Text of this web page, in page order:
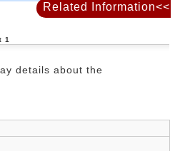
1
details about the
Related Information<<